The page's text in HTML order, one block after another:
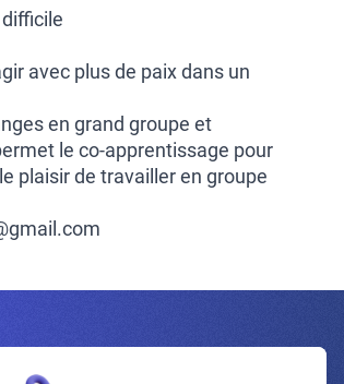
avec plus de paix dans un
en grand groupe et
le co-apprentissage pour
plaisir de travailler en groupe